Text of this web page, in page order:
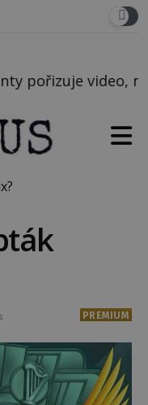
před jeho
PREMIUM